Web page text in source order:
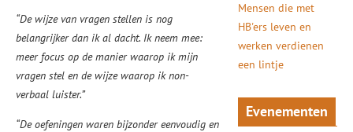
“De wijze van vragen stellen is nog
belangrijker dan ik al dacht. Ik neem mee:
meer focus op de manier waarop ik mijn
vragen stel en de wijze waarop ik non-
verbaal luister.”
“De oefeningen waren bijzonder eenvoudig en
Mensen die met
HB'ers leven en
werken verdienen
een lintje
Evenementen